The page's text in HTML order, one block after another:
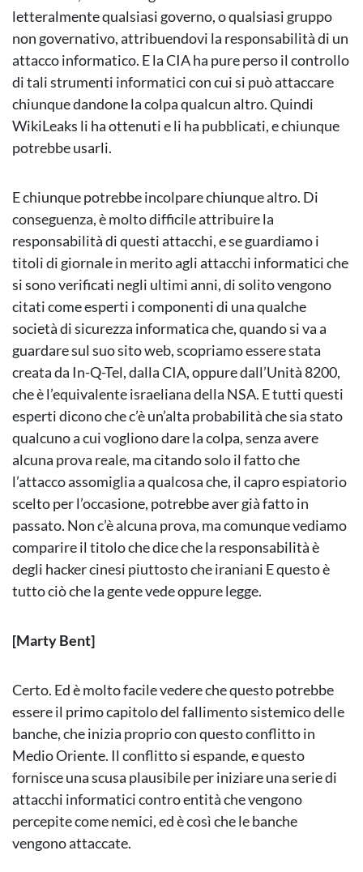
letteralmente qualsiasi governo, o qualsiasi gruppo
non governativo, attribuendovi la responsabilità di un
attacco informatico. E la CIA ha pure perso il controllo
di tali strumenti informatici con cui si può attaccare
chiunque dandone la colpa qualcun altro. Quindi
WikiLeaks li ha ottenuti e li ha pubblicati, e chiunque
potrebbe usarli.
E chiunque potrebbe incolpare chiunque altro. Di
conseguenza, è molto difficile attribuire la
responsabilità di questi attacchi, e se guardiamo i
titoli di giornale in merito agli attacchi informatici che
si sono verificati negli ultimi anni, di solito vengono
citati come esperti i componenti di una qualche
società di sicurezza informatica che, quando si va a
guardare sul suo sito web, scopriamo essere stata
creata da In-Q-Tel, dalla CIA, oppure dall’Unità 8200,
che è l’equivalente israeliana della NSA. E tutti questi
esperti dicono che c’è un’alta probabilità che sia stato
qualcuno a cui vogliono dare la colpa, senza avere
alcuna prova reale, ma citando solo il fatto che
l’attacco assomiglia a qualcosa che, il capro espiatorio
scelto per l’occasione, potrebbe aver già fatto in
passato. Non c’è alcuna prova, ma comunque vediamo
comparire il titolo che dice che la responsabilità è
degli hacker cinesi piuttosto che iraniani E questo è
tutto ciò che la gente vede oppure legge.
[Marty Bent]
Certo. Ed è molto facile vedere che questo potrebbe
essere il primo capitolo del fallimento sistemico delle
banche, che inizia proprio con questo conflitto in
Medio Oriente. Il conflitto si espande, e questo
fornisce una scusa plausibile per iniziare una serie di
attacchi informatici contro entità che vengono
percepite come nemici, ed è così che le banche
vengono attaccate.